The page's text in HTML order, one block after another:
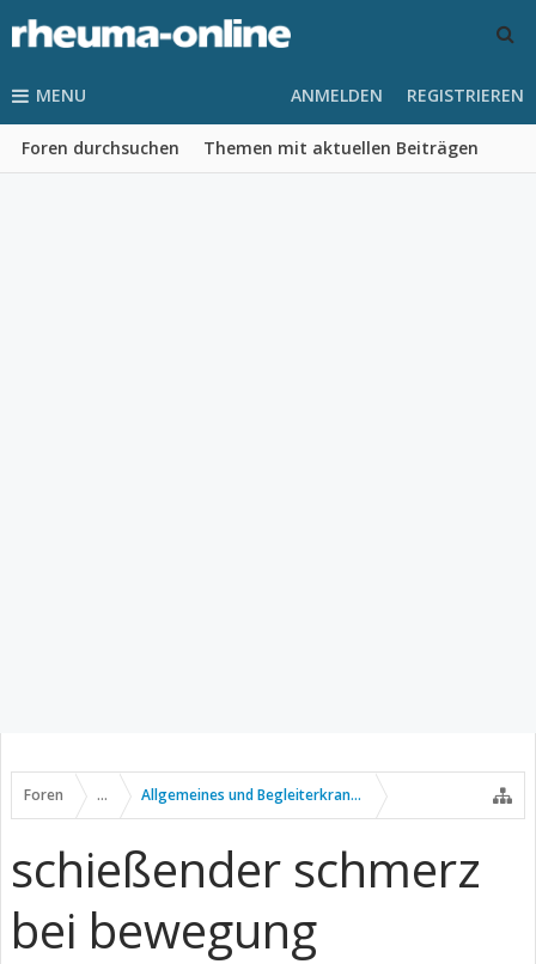
MENU
Foren durchsuchen Themen mit aktuellen Beiträgen
ANMELDEN REGISTRIEREN
Foren ... Allgemeines und Begleiterkrankungen
schießender schmerz
bei bewegung